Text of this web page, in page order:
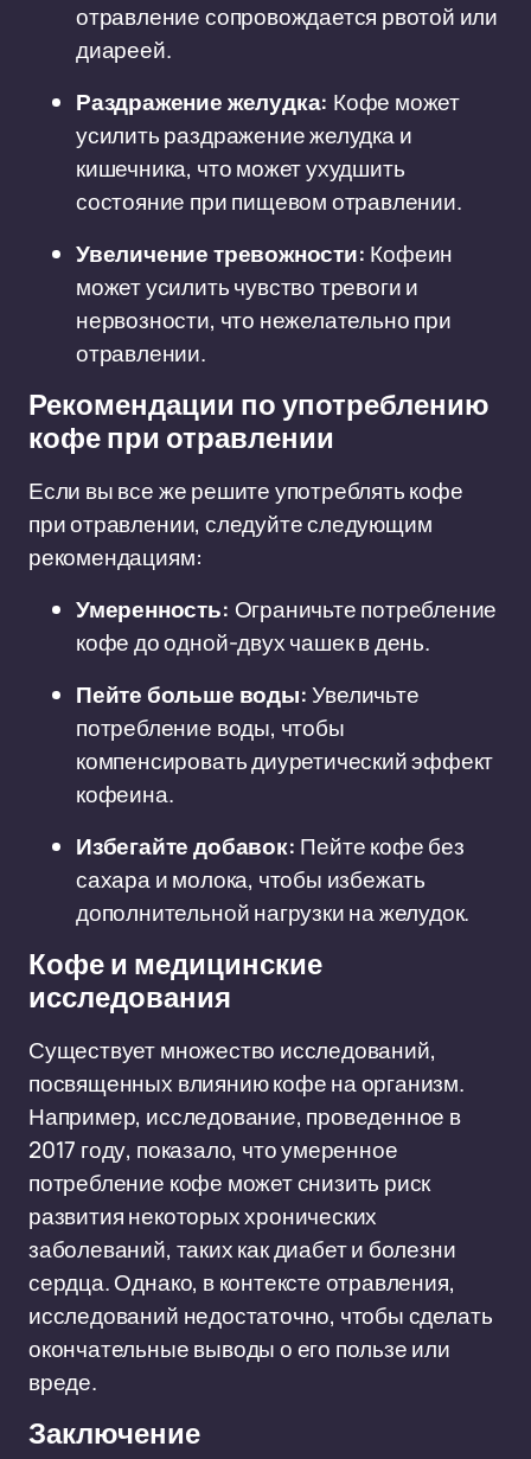
отравление сопровождается рвотой или
диареей.
Раздражение желудка: Кофе может
усилить раздражение желудка и
кишечника, что может ухудшить
состояние при пищевом отравлении.
Увеличение тревожности: Кофеин
может усилить чувство тревоги и
нервозности, что нежелательно при
отравлении.
Рекомендации по употреблению
кофе при отравлении
Если вы все же решите употреблять кофе
при отравлении, следуйте следующим
рекомендациям:
Умеренность: Ограничьте потребление
кофе до одной-двух чашек в день.
Пейте больше воды:Увеличьте
потребление воды, чтобы
компенсировать диуретический эффект
кофеина.
Избегайте добавок: Пейте кофе без
сахара и молока, чтобы избежать
дополнительной нагрузки на желудок.
Кофе и медицинские
исследования
Существует множество исследований,
посвященных влиянию кофе на организм.
Например, исследование, проведенное в
2017 году, показало, что умеренное
потребление кофе может снизить риск
развития некоторых хронических
заболеваний, таких как диабет и болезни
сердца. Однако, в контексте отравления,
исследований недостаточно, чтобы сделать
окончательные выводы о его пользе или
вреде.
Заключение